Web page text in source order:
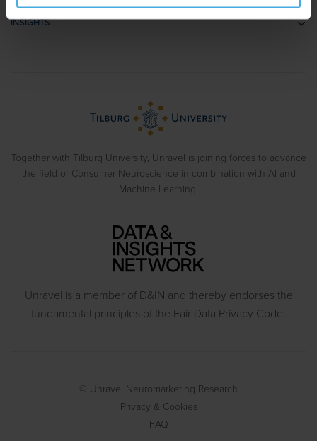
Retail & Shopper Research
INSIGHTS
Neuromarketing Webinars
Together with Tilburg University, Unravel is joining forces to advance
the field of Consumer Neuroscience in combination with AI and
Machine Learning.
Unravel is a member of D&IN and thereby endorses the
fundamental principles of the Fair Data Privacy Code.
© Unravel Neuromarketing Research
Privacy & Cookies
FAQ